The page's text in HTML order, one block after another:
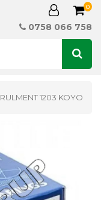
0
0758 066 758
RULMENT 1203 KOYO